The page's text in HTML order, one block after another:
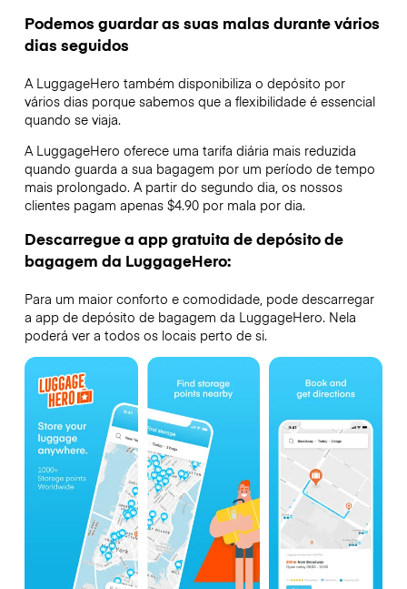
Podemos guardar as suas malas durante vários
dias seguidos
A LuggageHero também disponibiliza o depósito por
vários dias porque sabemos que a flexibilidade é essencial
quando se viaja.
A LuggageHero oferece uma tarifa diária mais reduzida
quando guarda a sua bagagem por um período de tempo
mais prolongado. A partir do segundo dia, os nossos
clientes pagam apenas $4.90 por mala por dia.
Descarregue a app gratuita de depósito de
bagagem da LuggageHero:
Para um maior conforto e comodidade, pode descarregar
a app de depósito de bagagem da LuggageHero. Nela
poderá ver a todos os locais perto de si.